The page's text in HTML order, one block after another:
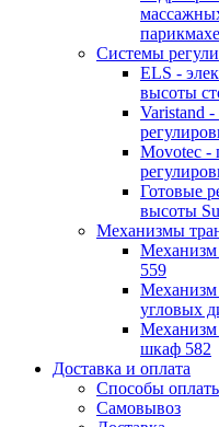
Системы
ELS -
высоты
Varistand
Movotec -
Готовые
высоты
Механизмы
Механизм
559
Механизм
угловых
Механизм
шкаф 582
Доставка и оплата
Способы
Самовывоз